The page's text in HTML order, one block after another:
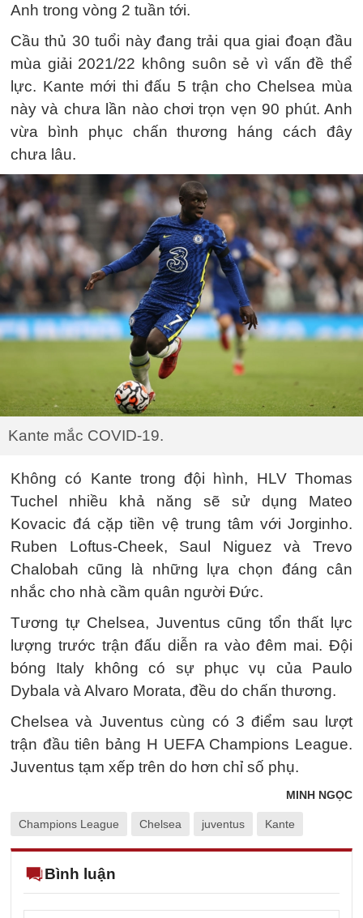
Anh trong vòng 2 tuần tới.
Cầu thủ 30 tuổi này đang trải qua giai đoạn đầu
mùa giải 2021/22 không suôn sẻ vì vấn đề thể
lực. Kante mới thi đấu 5 trận cho Chelsea mùa
này và chưa lần nào chơi trọn vẹn 90 phút. Anh
vừa bình phục chấn thương háng cách đây
chưa lâu.
Kante mắc COVID-19.
Không có Kante trong đội hình, HLV Thomas
Tuchel nhiều khả năng sẽ sử dụng Mateo
Kovacic đá cặp tiền vệ trung tâm với Jorginho.
Ruben Loftus-Cheek, Saul Niguez và Trevo
Chalobah cũng là những lựa chọn đáng cân
nhắc cho nhà cầm quân người Đức.
Tương tự Chelsea, Juventus cũng tổn thất lực
lượng trước trận đấu diễn ra vào đêm mai. Đội
bóng Italy không có sự phục vụ của Paulo
Dybala và Alvaro Morata, đều do chấn thương.
Chelsea và Juventus cùng có 3 điểm sau lượt
trận đầu tiên bảng H UEFA Champions League.
Juventus tạm xếp trên do hơn chỉ số phụ.
MINH NGỌC
Champions League Chelsea juventus Kante
Bình luận